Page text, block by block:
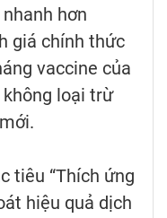
hơn
giá chính thức
vaccine của
không loại trừ
tiêu “Thích ứng
hiệu quả dịch